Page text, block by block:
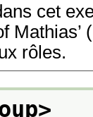
cet
Mathias’
rôles.